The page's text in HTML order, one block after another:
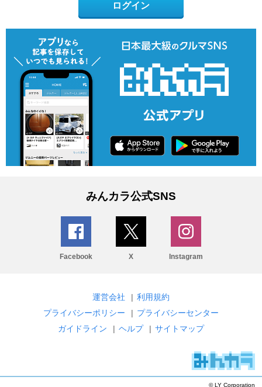
ログイン
みんカラ公式SNS
Facebook X Instagram
運営会社 | 利用規約
プライバシーポリシー
| プライバシーセンター
ガイドライン
| ヘルプ | サイトマップ
© LY Corporation